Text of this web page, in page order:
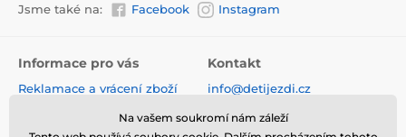
Jsme také na: Facebook Instagram
Informace pro vás
Reklamace a vrácení zboží
Ochrana osobních údajů
Kontakt
info@detijezdi.cz
770 330 792 (Po-Pá 10-16 hod)
Na vašem soukromí nám záleží